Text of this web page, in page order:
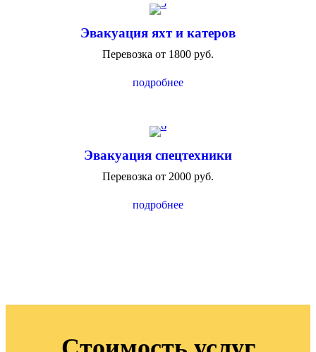
Эвакуация яхт и катеров
Перевозка от 1800 руб.
подробнее
Эвакуация спецтехники
Перевозка от 2000 руб.
подробнее